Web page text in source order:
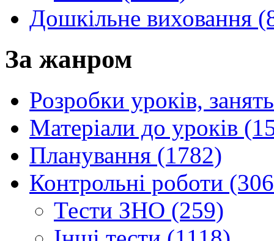
Дошкільне виховання
За жанром
Розробки уроків,
Матеріали до уроків
Планування (1782)
Контрольні роботи
Тести ЗНО (259)